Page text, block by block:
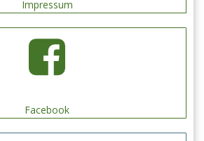
Impressum
Facebook